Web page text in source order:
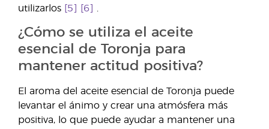
utilizarlos
[5] [6] .
¿Cómo se utiliza el aceite
esencial de Toronja para
mantener actitud positiva?
El aroma del aceite esencial de Toronja puede
levantar el ánimo y crear una atmósfera más
positiva, lo que puede ayudar a mantener una